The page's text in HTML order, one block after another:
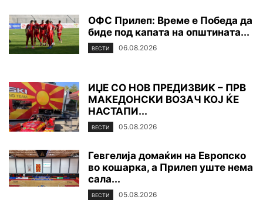
ОФС Прилеп: Време е Победа да
биде под капата на општината...
ВЕСТИ 06.08.2026
ИЏЕ СО НОВ ПРЕДИЗВИК – ПРВ
МАКЕДОНСКИ ВОЗАЧ КОЈ ЌЕ
НАСТАПИ...
ВЕСТИ 05.08.2026
Гевгелија домаќин на Европско
во кошарка, а Прилеп уште нема
сала...
ВЕСТИ 05.08.2026